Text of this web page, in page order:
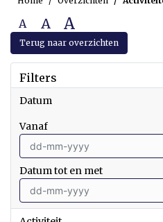
A A A
Terug naar overzichten
Filters
Datum
vanaf
Datum tot en met